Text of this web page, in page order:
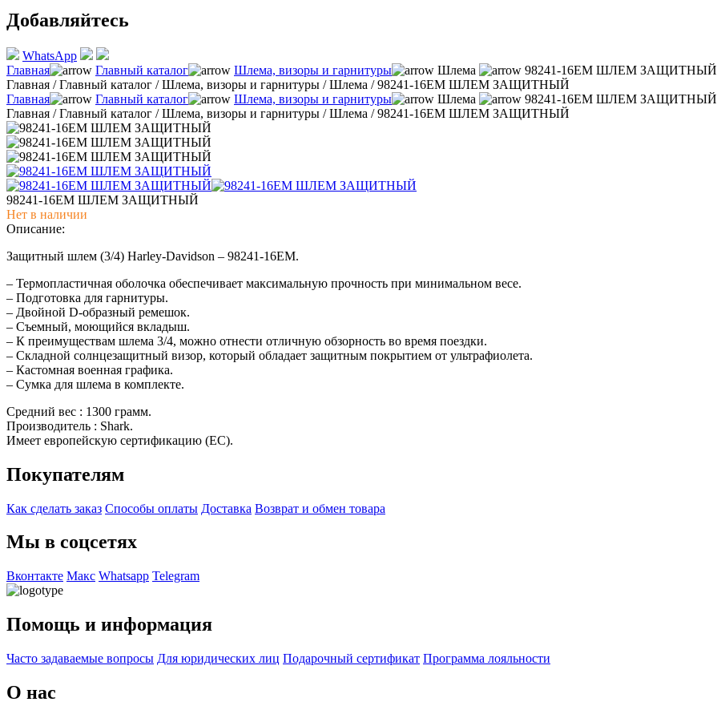
Добавляйтесь
WhatsApp
Главная
Главный каталог Шлема, визоры и гарнитуры Шлема
98241-16EM ШЛЕМ ЗАЩИТНЫЙ
Главная /Главный каталог /Шлема, визоры и гарнитуры /Шлема /98241-16EM ШЛЕМ ЗАЩИТНЫЙ
Главная
Главный каталог Шлема, визоры и гарнитуры Шлема
98241-16EM ШЛЕМ ЗАЩИТНЫЙ
Главная /Главный каталог /Шлема, визоры и гарнитуры /Шлема /98241-16EM ШЛЕМ ЗАЩИТНЫЙ
98241-16EM ШЛЕМ ЗАЩИТНЫЙ
Нет в наличии
Описание:
Защитный шлем (3/4) Harley-Davidson – 98241-16EM.
– Термопластичная оболочка обеспечивает максимальную прочность при минимальном весе.
– Подготовка для гарнитуры.
– Двойной D-образный ремешок.
– Cъемный, моющийся вкладыш.
– К преимуществам шлема 3/4, можно отнести отличную обзорность во время поездки.
– Складной солнцезащитный визор, который обладает защитным покрытием от ультрафиолета.
– Кастомная военная графика.
– Сумка для шлема в комплекте.
Средний вес : 1300 грамм.
Производитель : Shark.
Имеет европейскую сертификацию (EC).
Покупателям
Как сделать заказ Способы оплаты Доставка Возврат и обмен товара
Мы в соцсетях
Вконтакте Макс Whatsapp Telegram
Помощь и информация
Часто задаваемые вопросы Для юридических лиц Подарочный сертификат Программа лояльности
О нас